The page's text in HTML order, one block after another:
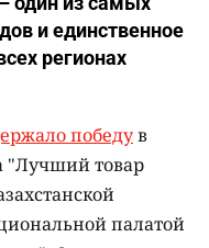
и единственное
регионах
победув
"Лучший товар
палатой